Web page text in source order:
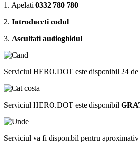
1. Apelati 0332 780 780
2. Introduceti codul
3. Ascultati audioghidul
Serviciul HERO.DOT este disponibil 24 de
Serviciul HERO.DOT este disponibil
Serviciul va fi disponibil pentru